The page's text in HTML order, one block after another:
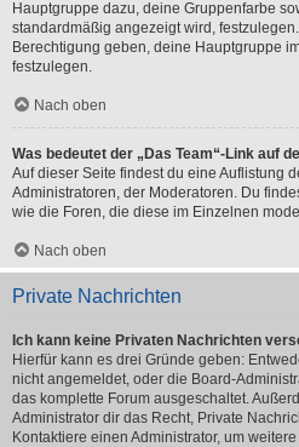
Hauptgruppe dazu, deine Gruppenfarbe
standardmäßig angezeigt wird,
Berechtigung geben, deine Hauptgruppe
festzulegen.
Nach oben
Was bedeutet der „Das Team“-Link auf
Auf dieser Seite findest du eine Auflistung
Administratoren, der Moderatoren. Du
wie die Foren, die diese im Einzelnen
Nach oben
Private Nachrichten
Ich kann keine Privaten Nachrichten
Hierfür kann es drei Gründe geben:
nicht angemeldet, oder die Board-
das komplette Forum ausgeschaltet.
Administrator dir das Recht, Private
Kontaktiere einen Administrator, um